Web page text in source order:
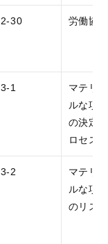
2-30 労働協
3-1
マテリ
ルな項
の決定
ロセス
3-2
マテリ
ルな項
のリス